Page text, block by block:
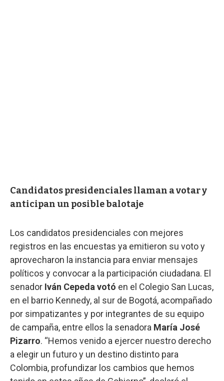
Candidatos presidenciales llaman a votar y
anticipan un posible balotaje
Los candidatos presidenciales con mejores
registros en las encuestas ya emitieron su voto y
aprovecharon la instancia para enviar mensajes
políticos y convocar a la participación ciudadana. El
senador Iván Cepeda votó en el Colegio San Lucas,
en el barrio Kennedy, al sur de Bogotá, acompañado
por simpatizantes y por integrantes de su equipo
de campaña, entre ellos la senadora María José
Pizarro. “Hemos venido a ejercer nuestro derecho
a elegir un futuro y un destino distinto para
Colombia, profundizar los cambios que hemos